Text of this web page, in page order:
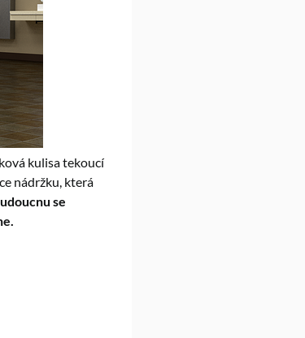
kulisa tekoucí
nádržku, která
se